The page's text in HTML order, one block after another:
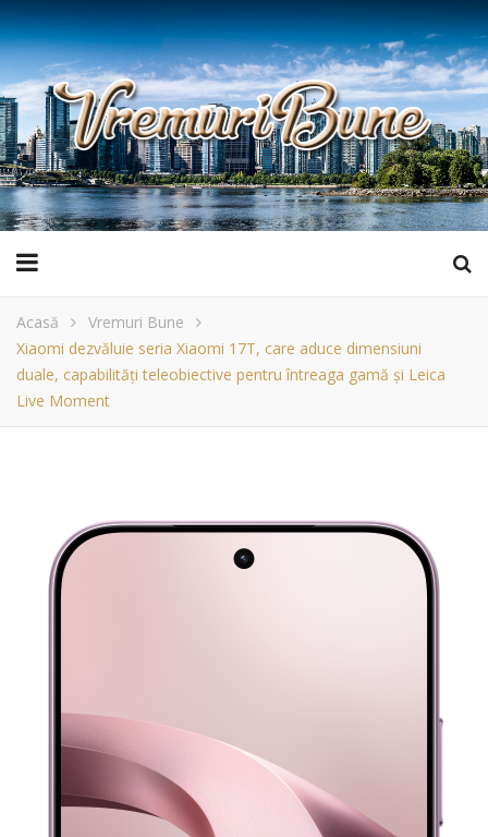
Acasă
Vremuri Bune
Xiaomi dezvăluie seria Xiaomi 17T, care aduce dimensiuni
duale, capabilități teleobiective pentru întreaga gamă și Leica
Live Moment